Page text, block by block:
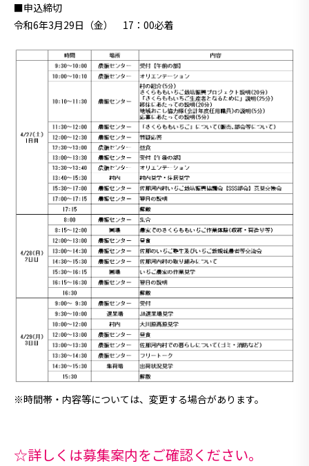
■申込締切
令和6年3月29日（金） 17：00必着
※時間帯・内容等については、変更する場合があります。
☆詳しくは募集案内をご確認ください。